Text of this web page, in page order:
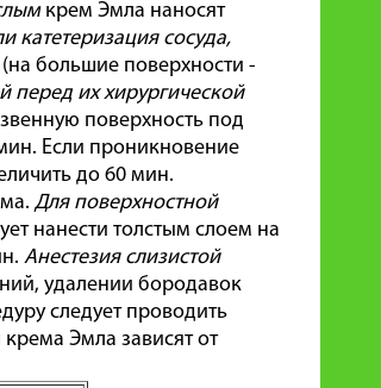
крем Эмла наносят
катетеризация сосуда,
большие поверхности -
перед их хирургической
поверхность под
Если проникновение
до 60 мин.
Для поверхностной
нанести толстым слоем на
Анестезия слизистой
удалении бородавок
следует проводить
Эмла зависят от